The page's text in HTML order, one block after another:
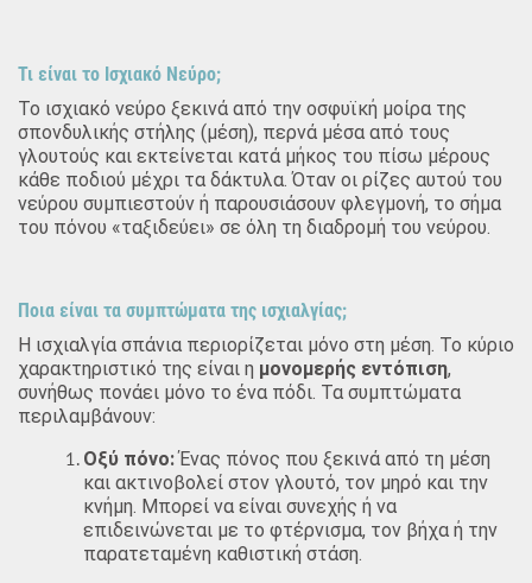
Τι είναι το Ισχιακό Νεύρο;
Το ισχιακό νεύρο ξεκινά από την οσφυϊκή μοίρα της
σπονδυλικής στήλης (μέση), περνά μέσα από τους
γλουτούς και εκτείνεται κατά μήκος του πίσω μέρους
κάθε ποδιού μέχρι τα δάκτυλα. Όταν οι ρίζες αυτού του
νεύρου συμπιεστούν ή παρουσιάσουν φλεγμονή, το σήμα
του πόνου «ταξιδεύει» σε όλη τη διαδρομή του νεύρου.
Ποια είναι τα συμπτώματα της ισχιαλγίας;
Η ισχιαλγία σπάνια περιορίζεται μόνο στη μέση. Το κύριο
χαρακτηριστικό της είναι η μονομερής εντόπιση,
συνήθως πονάει μόνο το ένα πόδι. Τα συμπτώματα
περιλαμβάνουν:
Οξύ πόνο:Ένας πόνος που ξεκινά από τη μέση
και ακτινοβολεί στον γλουτό, τον μηρό και την
κνήμη. Μπορεί να είναι συνεχής ή να
επιδεινώνεται με το φτέρνισμα, τον βήχα ή την
παρατεταμένη καθιστική στάση.